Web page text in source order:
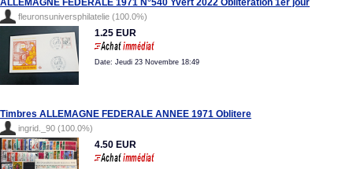
ALLEMAGNE FEDERALE 1971 N°540 Yvert 2022 Obliteration 1er jour
fleuronsuniversphilatelie (100.0%)
1.25 EUR
Date: Jeudi 23 Novembre 18:49
Timbres ALLEMAGNE FEDERALE ANNEE 1971 Oblitere
ingrid._90 (100.0%)
4.50 EUR